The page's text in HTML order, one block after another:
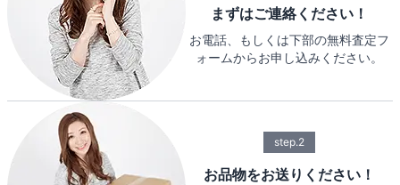
まずはご連絡ください！
お電話、もしくは下部の無料査定フ
ォームからお申し込みください。
step.2
お品物をお送りください！